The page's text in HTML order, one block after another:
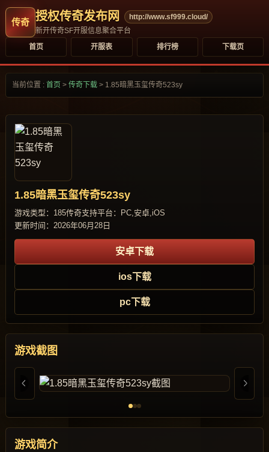
授权传奇发布网
http://www.sf999.cloud/
新开传奇SF开服信息聚合平台
首页
开服表 排行榜 下载页
当前位置 : 首页 > 传奇下载 > 1.85暗黑玉玺传奇523sy
1.85暗黑玉玺传奇523sy
游戏类型：185传奇支持平台：PC,安卓,iOS
更新时间：2026年06月28日
安卓下载
ios下载
pc下载
游戏截图
游戏简介